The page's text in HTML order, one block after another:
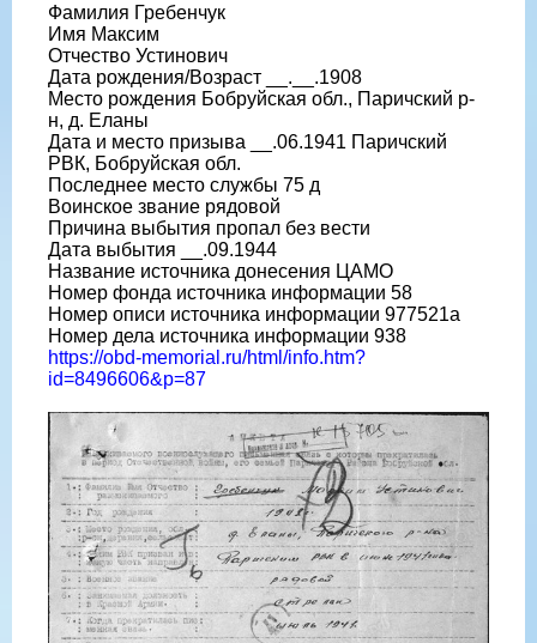
Фамилия Гребенчук
Имя Максим
Отчество Устинович
Дата рождения/Возраст __.__.1908
Место рождения Бобруйская обл., Паричский р-
н, д. Еланы
Дата и место призыва __.06.1941 Паричский
РВК, Бобруйская обл.
Последнее место службы 75 д
Воинское звание рядовой
Причина выбытия пропал без вести
Дата выбытия __.09.1944
Название источника донесения ЦАМО
Номер фонда источника информации 58
Номер описи источника информации 977521а
Номер дела источника информации 938
https://obd-memorial.ru/html/info.htm?
id=8496606&p=87